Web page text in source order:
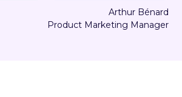
Arthur Bénard
Product Marketing Manager